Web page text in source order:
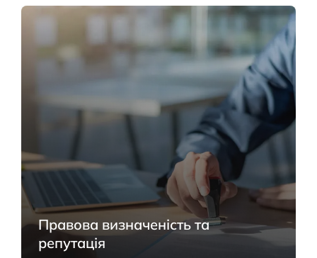
Правова визначеність та
репутація